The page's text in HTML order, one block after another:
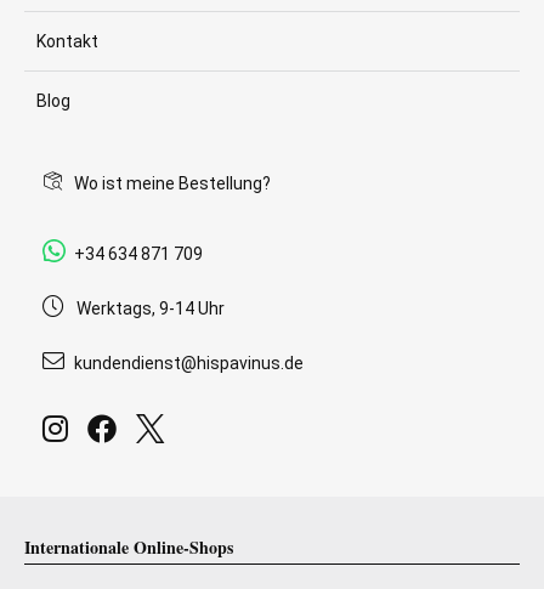
Kontakt
Blog
Wo ist meine Bestellung?
+34 634 871 709
Werktags, 9-14 Uhr
kundendienst@hispavinus.de
Internationale Online-Shops